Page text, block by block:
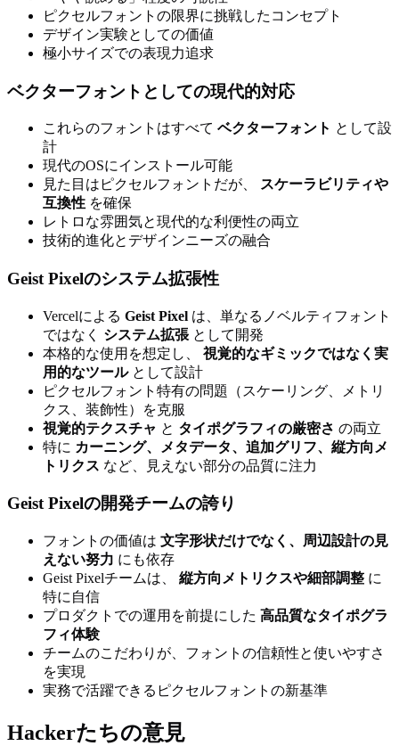
ピクセルフォントの限界に挑戦したコンセプト
デザイン実験としての価値
極小サイズでの表現力追求
ベクターフォントとしての現代的対応
これらのフォントはすべて ベクターフォント として設
計
現代のOSにインストール可能
見た目はピクセルフォントだが、
スケーラビリティや
互換性 を確保
レトロな雰囲気と現代的な利便性の両立
技術的進化とデザインニーズの融合
Geist Pixelのシステム拡張性
Vercelによる Geist Pixel は、単なるノベルティフォント
ではなく システム拡張 として開発
本格的な使用を想定し、 視覚的なギミックではなく実
用的なツールとして設計
ピクセルフォント特有の問題（スケーリング、メトリ
クス、装飾性）を克服
視覚的テクスチャ と タイポグラフィの厳密さ の両立
特に カーニング、メタデータ、追加グリフ、縦方向メ
トリクス など、見えない部分の品質に注力
Geist Pixelの開発チームの誇り
フォントの価値は 文字形状だけでなく、周辺設計の見
えない努力 にも依存
Geist Pixelチームは、 縦方向メトリクスや細部調整 に
特に自信
プロダクトでの運用を前提にした 高品質なタイポグラ
フィ体験
チームのこだわりが、フォントの信頼性と使いやすさ
を実現
実務で活躍できるピクセルフォントの新基準
Hackerたちの意見